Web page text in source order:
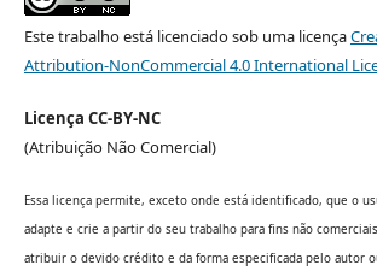
Este trabalho está licenciado sob uma licença
Attribution-NonCommercial 4.0 International
Licença CC-BY-NC
(Atribuição Não Comercial)
Essa licença permite, exceto onde está identificado, que o
adapte e crie a partir do seu trabalho para fins não
atribuir o devido crédito e da forma especificada pelo autor